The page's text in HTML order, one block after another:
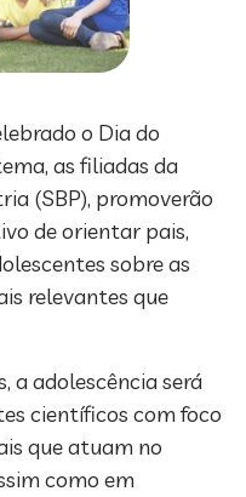
o Dia do
as filiadas da
(SBP), promoverão
de orientar pais,
sobre as
relevantes que
a adolescência será
científicos com foco
que atuam no
como em